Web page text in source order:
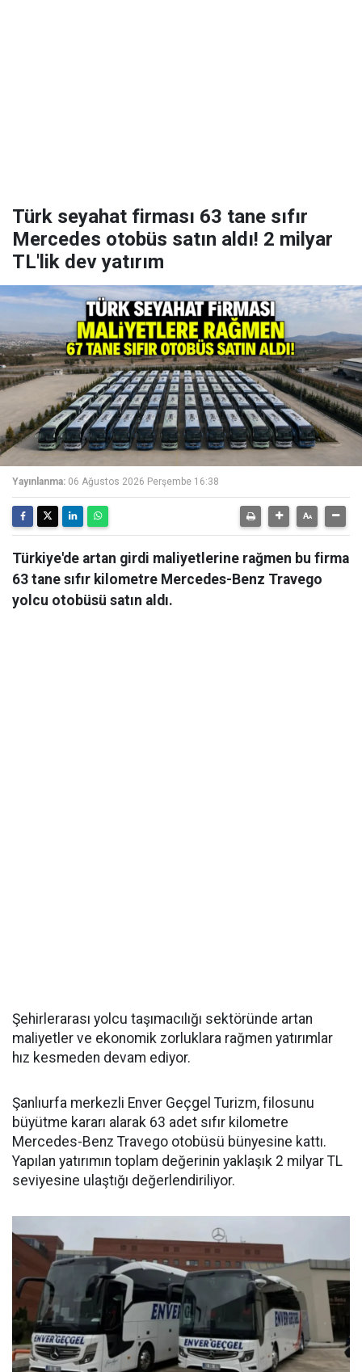
Türk seyahat firması 63 tane sıfır
Mercedes otobüs satın aldı! 2 milyar
TL'lik dev yatırım
Yayınlanma: 06 Ağustos 2026 Perşembe 16:38
Türkiye'de artan girdi maliyetlerine rağmen bu firma
63 tane sıfır kilometre Mercedes-Benz Travego
yolcu otobüsü satın aldı.
Şehirlerarası yolcu taşımacılığı sektöründe artan
maliyetler ve ekonomik zorluklara rağmen yatırımlar
hız kesmeden devam ediyor.
Şanlıurfa merkezli Enver Geçgel Turizm, filosunu
büyütme kararı alarak 63 adet sıfır kilometre
Mercedes-Benz Travego otobüsü bünyesine kattı.
Yapılan yatırımın toplam değerinin yaklaşık 2 milyar TL
seviyesine ulaştığı değerlendiriliyor.